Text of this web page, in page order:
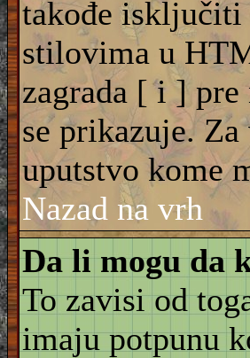
takođe isključiti
stilovima u
zagrada [ i ]
se prikazuje.
uputstvo kome
Nazad na vrh
Da li mogu da
To zavisi od
imaju potpunu